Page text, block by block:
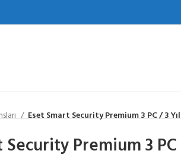
Eset Smart Security Premium 3 PC / 3 Yıl
Security Premium 3 PC